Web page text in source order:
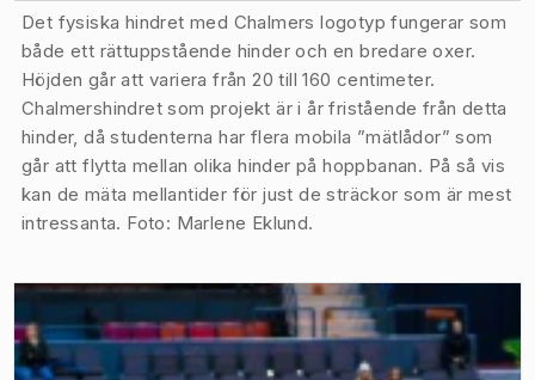
Det fysiska hindret med Chalmers logotyp fungerar som
både ett rättuppstående hinder och en bredare oxer.
Höjden går att variera från 20 till 160 centimeter.
Chalmershindret som projekt är i år fristående från detta
hinder, då studenterna har flera mobila ”mätlådor” som
går att flytta mellan olika hinder på hoppbanan. På så vis
kan de mäta mellantider för just de sträckor som är mest
intressanta. Foto: Marlene Eklund.